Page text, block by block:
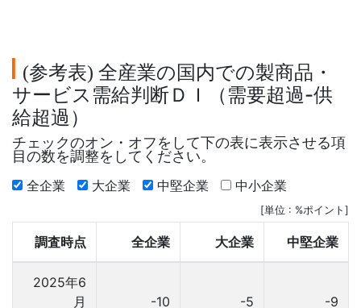
(参考表) 全産業の国内での製商品・
サービス需給判断ＤＩ（需要超過-供
給超過）
チェックのオン・オフをして下の表に表示させる項
目の数を調整をしてください。
全企業 大企業 中堅企業 中小企業
[単位 : %ポイント]
調査時点 全企業 大企業 中堅企業
2025年6
月
-10 -5 -9